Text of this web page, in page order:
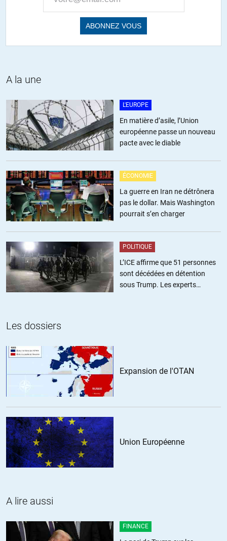
A la une
L'EUROPE
En matière d’asile, l’Union
européenne passe un nouveau
pacte avec le diable
ÉCONOMIE
La guerre en Iran ne détrônera
pas le dollar. Mais Washington
pourrait s’en charger
POLITIQUE
L’ICE affirme que 51 personnes
sont décédées en détention
sous Trump. Les experts
Les dossiers
Expansion de l'OTAN
Union Européenne
A lire aussi
FINANCE